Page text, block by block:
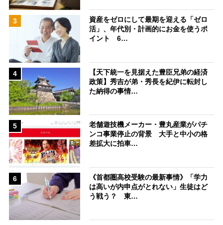
3
資産をゼロにして最期を迎える「ゼロ
活」、年代別・計画的にお金を使うポ
イント 6…
4
【天下統一を見据えた豊臣兄弟の経済
政策】秀吉が弟・秀長を紀伊に転封し
た納得の事情…
5
老舗遊技機メーカー・豊丸産業がパチ
ンコ事業停止の背景 大手と中小の格
差拡大に拍車…
6
《首都圏高校受験の最新事情》「学力
は高いが内申点がとれない」生徒はど
う戦う？ 東…